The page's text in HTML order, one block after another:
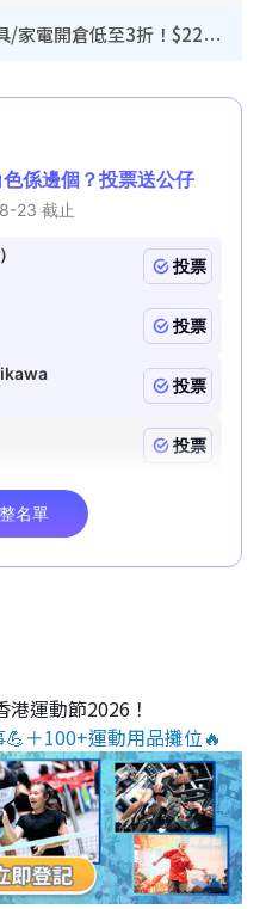
廚具開倉｜特福Tefal廚具/家電開倉低至3折！$220起買平底鍋/炒鑊/湯煲！電飯煲/吸塵機/燙斗$418起
港運動節2026！
＋100+運動用品攤位🔥